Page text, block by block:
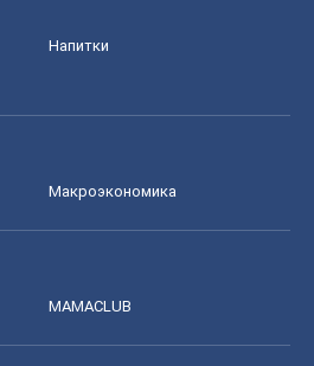
Напитки
Mакроэкономика
MAMACLUB